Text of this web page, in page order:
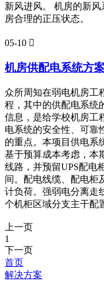
新风进风。 机房的新
房合理的正压状态。
05-10 
机房供配电系统方
众所周知在弱电机房工
程，其中的供配电系统
信息，是给学校机房工
电系统的安全性、可靠
的重点。本项目供电系
基于预算成本考虑，本
线路，并预留UPS配电
间。配电线缆、配电柜
计负荷。强弱电分离走
个机柜区域分支主干配
上一页
1
下一页
首页
解决方案